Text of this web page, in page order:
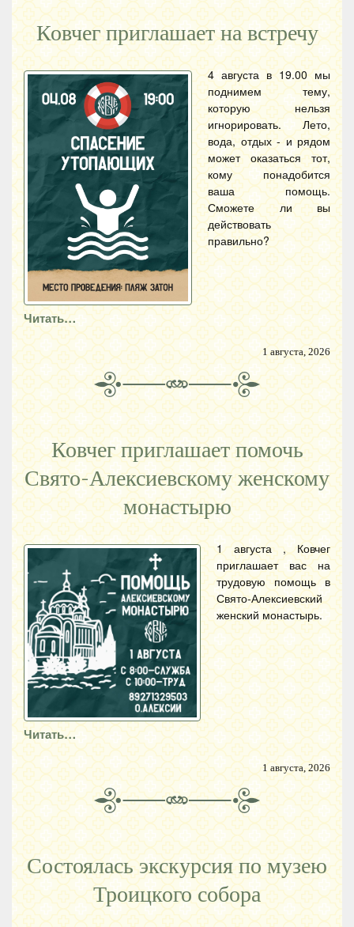
Ковчег приглашает на встречу
4 августа в 19.00 мы
поднимем тему,
которую нельзя
игнорировать. Лето,
вода, отдых - и рядом
может оказаться тот,
кому понадобится
ваша помощь.
Сможете ли вы
действовать
правильно?
Читать…
1 августа, 2026
Ковчег приглашает помочь
Свято-Алексиевскому женскому
монастырю
1 августа , Ковчег
приглашает вас на
трудовую помощь в
Свято-Алексиевский
женский монастырь.
Читать…
1 августа, 2026
Состоялась экскурсия по музею
Троицкого собора